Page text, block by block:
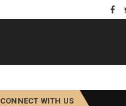
CONNECT WITH US